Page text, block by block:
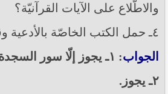
والاطّلاع على الآيات القرآنيّة؟
٤ـ حمل الكتب الخاصّة بالأدعية وقرائتها؟
الجواب: ١ـ يجوز إلّا سور السجدة الواجبة.
٢ـ يجوز.